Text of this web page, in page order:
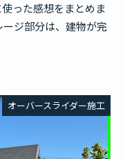
った感想をまとめま
ジ部分は、建物が完
オーバースライダー施工